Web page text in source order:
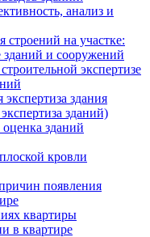
анализ и
строений на участке:
и сооружений
экспертизе
здания
зданий)
оценка зданий
кровли
появления
квартиры
в квартире